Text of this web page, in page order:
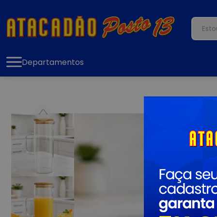
Departamentos